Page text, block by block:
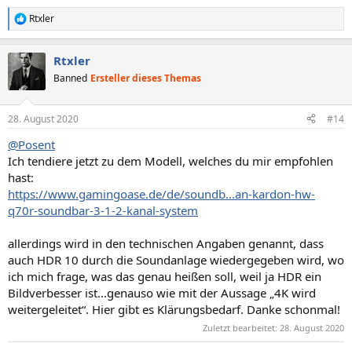
R
e
k
t
e
:
Rtxler
Rtxler
Banned Ersteller dieses Themas
28. August 2020 #14
@Posent
Ich tendiere jetzt zu dem Modell, welches du mir empfohlen
hast:
https://www.gamingoase.de/de/soundb...an-kardon-hw-
q70r-soundbar-3-1-2-kanal-system
allerdings wird in den technischen Angaben genannt, dass
auch HDR 10 durch die Soundanlage wiedergegeben wird, wo
ich mich frage, was das genau heißen soll, weil ja HDR ein
Bildverbesser ist...genauso wie mit der Aussage „4K wird
weitergeleitet“. Hier gibt es Klärungsbedarf. Danke schonmal!
Zuletzt bearbeitet: 28. August 2020